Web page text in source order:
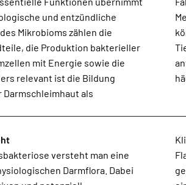
und entzündliche
Mikrobioms zählen die
die Produktion bakterieller
mit Energie sowie die
relevant ist die Bildung
als
Entzündungsprozesse
Gerade empfindliche
Futterumstellungen oder
selten isoliert, sondern
versteht man eine
Darmflora. Dabei
wechselnde Kotkonsistenzen
atopische Symptomatik oder